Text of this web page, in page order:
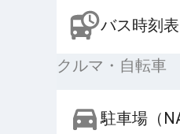
バス時刻表
クルマ・自転車
駐車場（